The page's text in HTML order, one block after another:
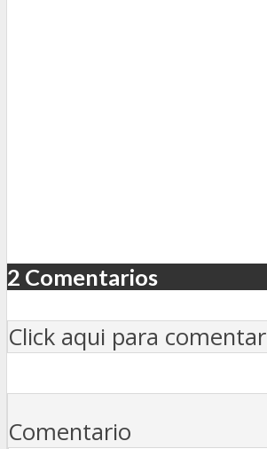
2 Comentarios
Click aqui para comentar
Comentario